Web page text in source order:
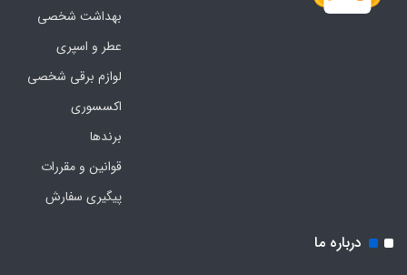
بهداشت شخصی
عطر و اسپری
لوازم برقی شخصی
اکسسوری
برندها
قوانین و مقررات
پیگیری سفارش
درباره ما